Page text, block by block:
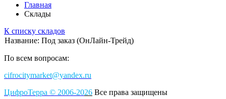
Главная
Склады
К списку складов
Название: Под заказ (ОнЛайн-Трейд)
По всем вопросам:
cifrocitymarket@yandex.ru
ЦифроТерра © 2006-2026 Все права защищены